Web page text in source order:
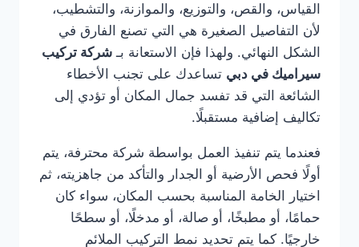
القياس، والقص، والتوزيع، والموازنة، والتشطيب،
لأن التفاصيل الصغيرة هي التي تصنع الفارق في
الشكل النهائي. ولهذا فإن الاستعانة بـ شركة تركيب
سيراميك في دبي تساعدك على تجنب الأخطاء
الشائعة التي قد تفسد جمال المكان أو تؤدي إلى
تكاليف إضافية مستقبلًا.
فعندما يتم تنفيذ العمل بواسطة شركة محترفة، يتم
أولًا فحص الأرضية أو الجدار والتأكد من جاهزيته، ثم
اختيار الخامة المناسبة بحسب المكان، سواء كان
حمامًا، أو مطبخًا، أو صالة، أو مدخلًا، أو سطحًا
خارجيًا. كما يتم تحديد نمط التركيب الملائم